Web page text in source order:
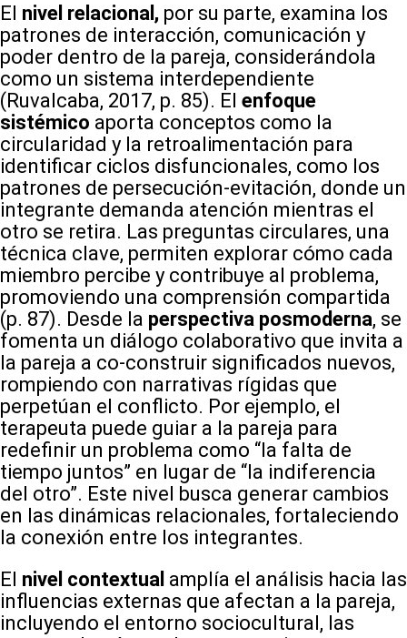
El nivel relacional, por su parte, examina los
patrones de interacción, comunicación y
poder dentro de la pareja, considerándola
como un sistema interdependiente
(Ruvalcaba, 2017, p. 85). El enfoque
sistémico aporta conceptos como la
circularidad y la retroalimentación para
identificar ciclos disfuncionales, como los
patrones de persecución-evitación, donde un
integrante demanda atención mientras el
otro se retira. Las preguntas circulares, una
técnica clave, permiten explorar cómo cada
miembro percibe y contribuye al problema,
promoviendo una comprensión compartida
(p. 87). Desde la perspectiva posmoderna, se
fomenta un diálogo colaborativo que invita a
la pareja a co-construir significados nuevos,
rompiendo con narrativas rígidas que
perpetúan el conflicto. Por ejemplo, el
terapeuta puede guiar a la pareja para
redefinir un problema como “la falta de
tiempo juntos” en lugar de “la indiferencia
del otro”. Este nivel busca generar cambios
en las dinámicas relacionales, fortaleciendo
la conexión entre los integrantes.
El nivel contextual amplía el análisis hacia las
influencias externas que afectan a la pareja,
incluyendo el entorno sociocultural, las